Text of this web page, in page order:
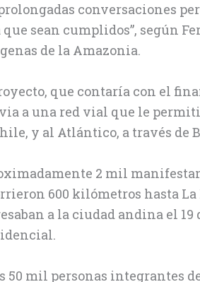
conversaciones
que sean cumplidos”, según
de la Amazonia.
que contaría con el
a una red vial que le
y al Atlántico, a través de
2 mil
600 kilómetros hasta
a la ciudad andina el 19
50 mil personas integrantes